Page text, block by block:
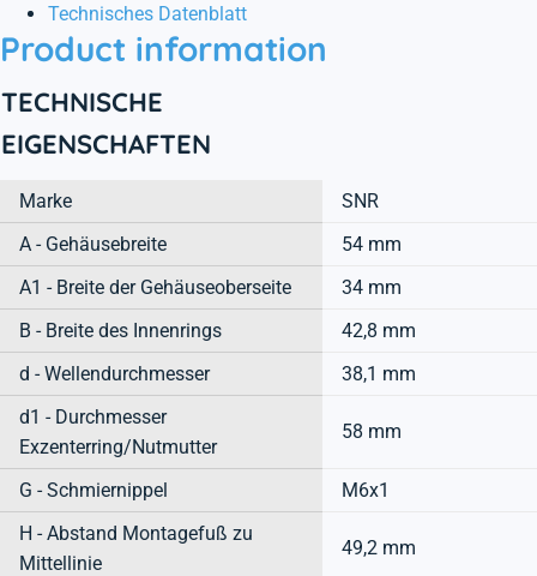
Technisches Datenblatt
Product information
TECHNISCHE
EIGENSCHAFTEN
Marke
SNR
A - Gehäusebreite
54 mm
A1 - Breite der Gehäuseoberseite
34 mm
B - Breite des Innenrings
42,8 mm
d - Wellendurchmesser
38,1 mm
d1 - Durchmesser
Exzenterring/Nutmutter
58 mm
G - Schmiernippel
M6x1
H - Abstand Montagefuß zu
Mittellinie
49,2 mm